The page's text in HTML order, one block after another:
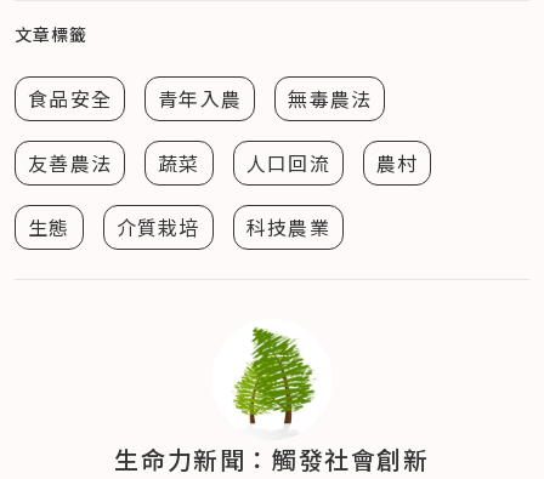
文章標籤
食品安全 青年入農 無毒農法
友善農法 蔬菜 人口回流 農村
生態 介質栽培 科技農業
生命力新聞：觸發社會創新